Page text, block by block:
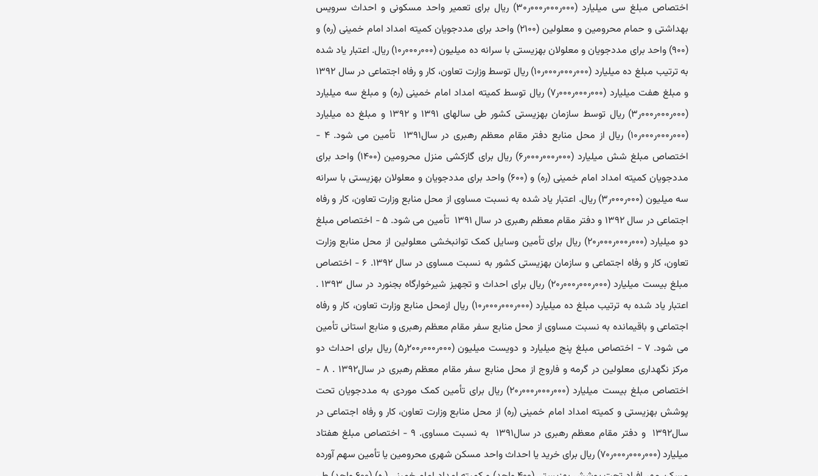
‏اختصاص مبلغ سی میلیارد (۰۰۰ر۰۰۰ر۰۰۰ر۳۰‏) ریال برای تعمیر واحد مسکونی و احداث سرویس
بهداشتی و حمام محرومین و معلولین (۲۱۰۰‏) واحد برای مددجویان کمیته امداد امام خمینی (ره) و
(۹۰۰) واحد برای مددجویان و معلولان بهزیستی با سرانه ده میلیون (۰۰۰ر۰۰۰ر۱۰‏) ریال. اعتبار یاد شده
به ترتیب مبلغ ده میلیارد (۰۰۰ر۰۰۰ر۰۰۰ر۱۰‏) ریال توسط وزارت تعاون، کار و رفاه اجتماعی در سال ۱۳۹۲
‏و مبلغ هفت میلیارد (۰۰۰ر۰۰۰ر۰۰۰ر۷) ریال توسط کمیته امداد امام خمینی (ره) و مبلغ سه میلیارد
(۰۰۰ر۰۰۰ر۰۰۰ر۳‏) ریال توسط سازمان بهزیستی کشور طی سالهای ۱۳۹۱ ‏و ۱۳۹۲ ‏و مبلغ ده میلیارد
(۰۰۰ر۰۰۰ر۰۰۰ر۱۰‏) ریال از محل منابع دفتر مقام معظم رهبری در سال۱۳۹۱ ‏ تأمین می شود. ۴ -
اختصاص مبلغ شش میلیارد (۰۰۰ر۰۰۰ر۰۰۰ر۶) ریال برای گازکشی منزل محرومین (۱۴۰۰‏) واحد برای
مددجویان کمیته امداد امام خمینی (ره) و (۶۰۰) واحد برای مددجویان و معلولان بهزیستی با سرانه
سه میلیون (۰۰۰ر۰۰۰ر۳) ریال. اعتبار یاد شده به نسبت مساوی از محل منابع وزارت تعاون، کار و رفاه
اجتماعی در سال ۱۳۹۲ ‏و دفتر مقام معظم رهبری در سال ۱۳۹۱ ‏ تأمین می شود. ۵ - اختصاص مبلغ
دو میلیارد (۰۰۰ر۰۰۰ر۰۰۰ر۲۰‏) ریال برای تأمین وسایل کمک توانبخشی معلولین از محل منابع وزارت
تعاون، کار و رفاه اجتماعی و سازمان بهزیستی کشور به نسبت مساوی در سال ۱۳۹۲. ۶ - اختصاص
مبلغ بیست میلیارد (۰۰۰ر۰۰۰ر۰۰۰ر۲۰‏) ریال برای احداث و تجهیز شیرخوارگاه بجنورد در سال ۱۳۹۳ ‏.
اعتبار یاد شده به ترتیب مبلغ ده میلیارد (۰۰۰ر۰۰۰ر۰۰۰ر۱۰) ریال ازمحل منابع وزارت تعاون، کار و رفاه
اجتماعی و باقیمانده به نسبت مساوی از محل منابع سفر مقام معظم رهبری و منابع استانی تأمین
می شود. ۷ - ‏اختصاص مبلغ پنج میلیارد و دویست میلیون (۰۰۰ر۰۰۰ر۲۰۰ر۵) ریال برای احداث دو
مرکز نگهداری معلولین در گرمه و فاروج از محل منابع سفر مقام معظم رهبری در سال۱۳۹۲ ‏. ۸ -
اختصاص مبلغ بیست میلیارد (۰۰۰ر۰۰۰ر۰۰۰ر۲۰‏) ریال برای تأمین کمک موردی به مددجویان تحت
پوشش بهزیستی و کمیته امداد امام خمینی (ره) از محل منابع وزارت تعاون، کار و رفاه اجتماعی در
سال۱۳۹۲ ‏ و دفتر مقام معظم رهبری در سال۱۳۹۱ ‏ به نسبت مساوی. ۹ - ‏اختصاص مبلغ هفتاد
میلیارد (۰۰۰ر۰۰۰ر۰۰۰ر۷۰‏) ریال برای خرید یا احداث واحد مسکن شهری محرومین یا تأمین سهم آورده